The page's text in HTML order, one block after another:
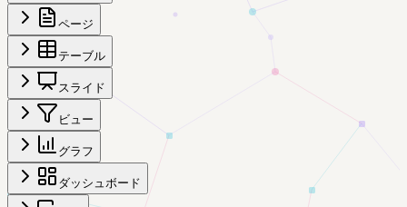
ページ
テーブル
スライド
ビュー
グラフ
ダッシュボード